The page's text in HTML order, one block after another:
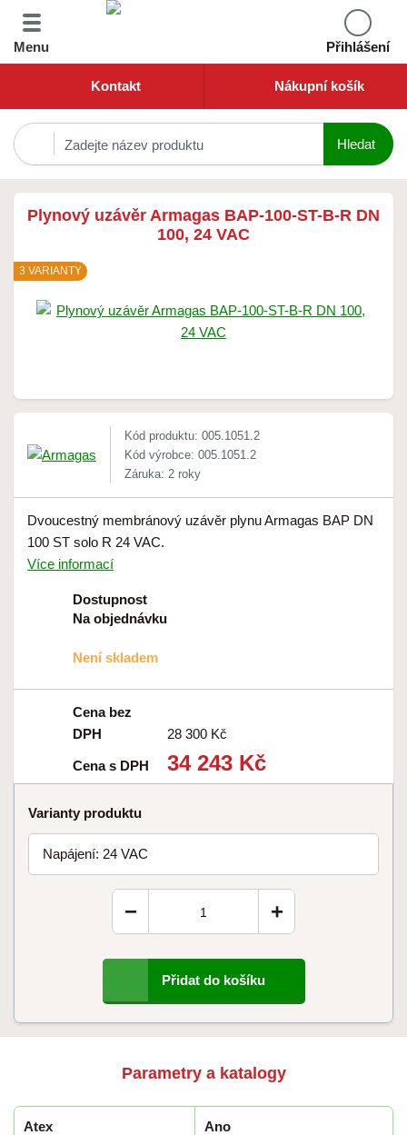
Menu Přihlášení
Kontakt Nákupní košík
Plynový uzávěr Armagas BAP-100-ST-B-R DN
100, 24 VAC
3 VARIANTY
Kód produktu: 005.1051.2
Kód výrobce: 005.1051.2
Záruka: 2 roky
Dvoucestný membránový uzávěr plynu Armagas BAP DN
100 ST solo R 24 VAC.
Více informací
Dostupnost
Na objednávku
Není skladem
Cena bez
DPH
28 300 Kč
Cena s DPH 34 243 Kč
Varianty produktu
Napájení: 24 VAC
+
−
Přidat do košíku
Parametry a katalogy
Atex Ano